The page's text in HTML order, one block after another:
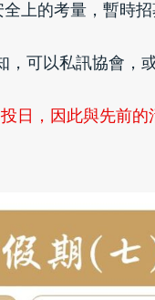
上的考量，暫時
可以私訊協會，
日，因此與先前的